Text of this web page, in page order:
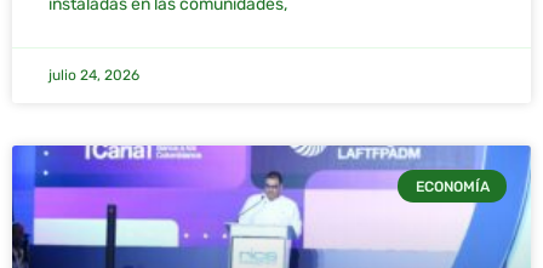
instaladas en las comunidades,
julio 24, 2026
ECONOMÍA